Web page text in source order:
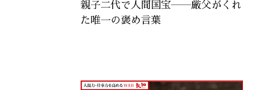
親子二代で人間国宝――厳父がくれ
た唯一の褒め言葉